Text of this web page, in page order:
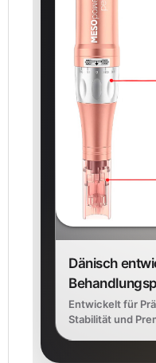
Dänisch
Entwickelt für
Stabilität und